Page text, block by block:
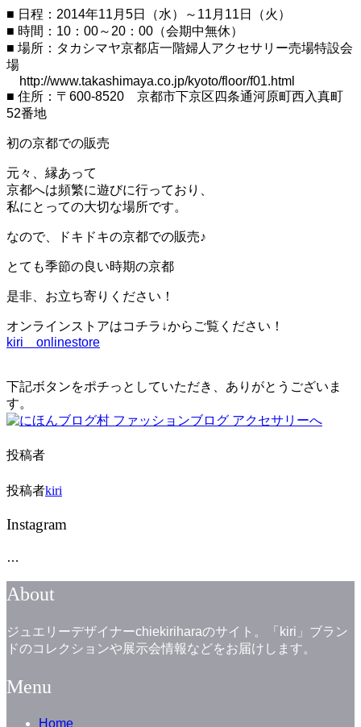
ー
シ
ョ
ン
を
切
り
替
る
■ 日程：2014年11月5日（水）～11月11日（火）
■ 時間：10：00～20：00（会期中無休）
■ 場所：タカシマヤ京都店一階婦人アクセサリー売場特設会
場
http://www.takashimaya.co.jp/kyoto/floor/f01.html
■ 住所：〒600-8520 京都市下京区四条通河原町西入真町
52番地
初の京都での販売
元々、縁あって
京都へは頻繁に遊びに行っており、
私にとっての大切な場所です。
なので、ドキドキの京都での販売♪
とても季節の良い時期の京都
是非、お立ち寄りください！
オンラインストアはコチラ↓からご覧ください！
kiri onlinestore
下記ボタンをポチっとしていただき、ありがとうございま
す。
投稿者
投稿者kiri
Instagram
…
About
ジュエリーデザイナーchiekiriharaのサイト。「kiri」ブラン
ドのコレクションや展示会情報などをお届けします。
Menu
Home